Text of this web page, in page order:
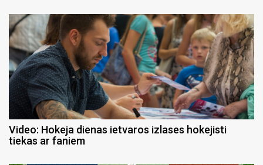
Video: Hokeja dienas ietvaros izlases hokejisti
tiekas ar faniem